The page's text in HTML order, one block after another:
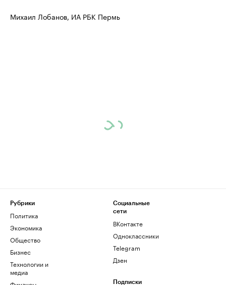
Ознакомьтесь с информацией в каталоге
Михаил Лобанов, ИА РБК Пермь
Рубрики
Политика
Экономика
Общество
Бизнес
Технологии и
медиа
Социальные
сети
ВКонтакте
Одноклассники
Telegram
Дзен
Подписки